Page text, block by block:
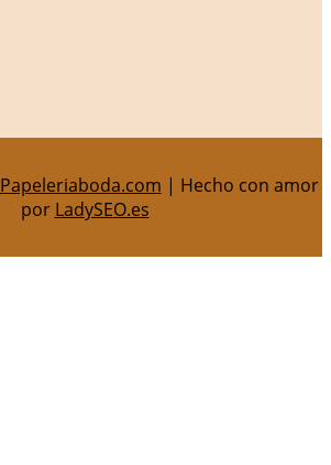
Papeleriaboda.com | Hecho con amor
por LadySEO.es